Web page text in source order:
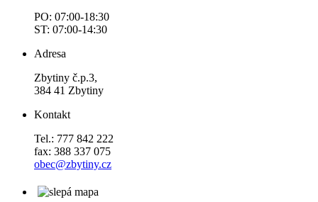
PO: 07:00-18:30
ST: 07:00-14:30
Adresa
Zbytiny č.p.3,
384 41 Zbytiny
Kontakt
Tel.: 777 842 222
fax: 388 337 075
obec@zbytiny.cz